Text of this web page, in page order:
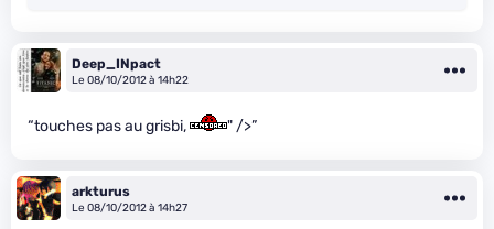
Deep_INpact
Le 08/10/2012 à 14h22
“touches pas au grisbi, " />”
arkturus
Le 08/10/2012 à 14h27